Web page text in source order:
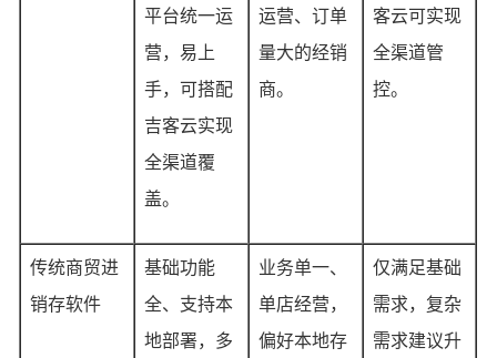
平台统一运
营，易上
手，可搭配
吉客云实现
全渠道覆
盖。
运营、订单
量大的经销
商。
客云可实现
全渠道管
控。
传统商贸进
销存软件
基础功能
全、支持本
地部署，多
业务单一、
单店经营，
偏好本地存
仅满足基础
需求，复杂
需求建议升